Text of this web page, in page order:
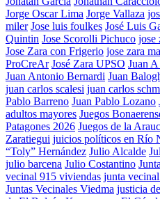
Jorge Oscar Lima Jorge Vallaza
miler Jose luis foulkes José Luis
Quintin Jose Scorolli Pichuco jose
Jose Zara con Frigerio jose zara
ProCreAr José Zara UPSO Juan
Juan Antonio Bernardi Juan
juan carlos scalesi juan carlos
Pablo Barreno Juan Pablo Lozano
adultos mayores Juegos
Patagones 2026 Juegos de la
Zaratiegui juicios políticos en Río
“Toly” Hernández Julio Alcalde
julio barcena Julio Costantino
vecinal 915 viviendas junta
Juntas Vecinales Viedma justicia